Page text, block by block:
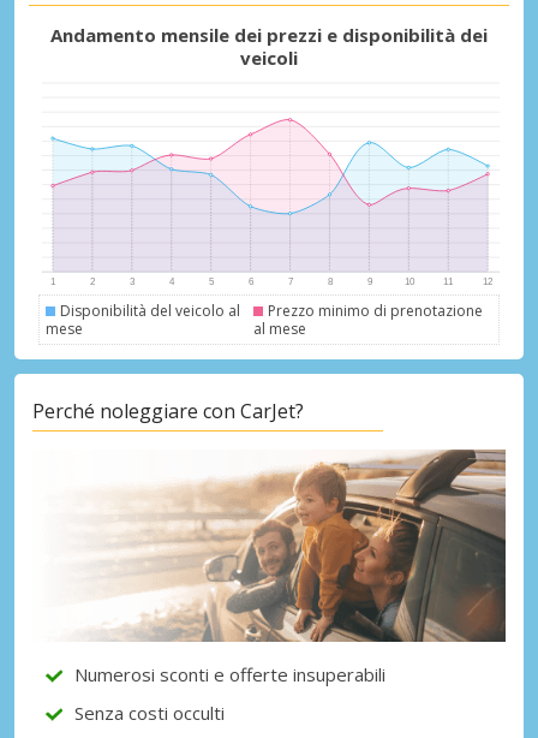
Accedi con eLink
Andamento mensile dei prezzi e disponibilità dei
veicoli
Disponibilità del veicolo al
mese
Prezzo minimo di prenotazione
al mese
Perché noleggiare con CarJet?
Numerosi sconti e offerte insuperabili
Senza costi occulti